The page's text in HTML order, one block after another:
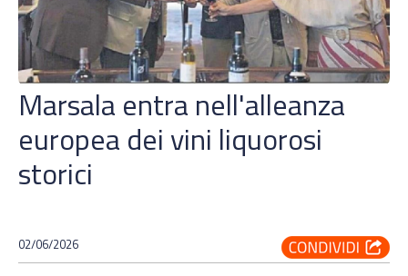
Marsala entra nell'alleanza
europea dei vini liquorosi
storici
02/06/2026